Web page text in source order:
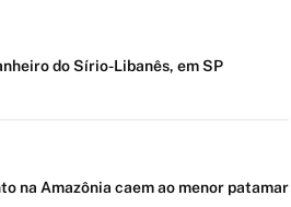
do Sírio-Libanês, em SP
na Amazônia caem ao menor patamar